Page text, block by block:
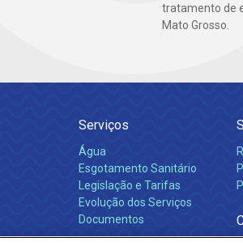
tratamento de
Mato Grosso.
Serviços
Água
Esgotamento Sanitário
Legislação e Tarifas
Evolução dos Serviços
Documentos